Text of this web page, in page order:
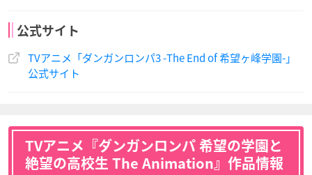
荒川美穂
インド
西園寺日寄子
声優：三森すずこ
罪木蜜柑 七海千秋 弐大猫丸
公式サイト
TVアニメ「ダンガンロンパ3 -The End of 希望ヶ峰学園-」
公式サイト
TVアニメ『ダンガンロンパ 希望の学園と
絶望の高校生 The Animation』作品情報